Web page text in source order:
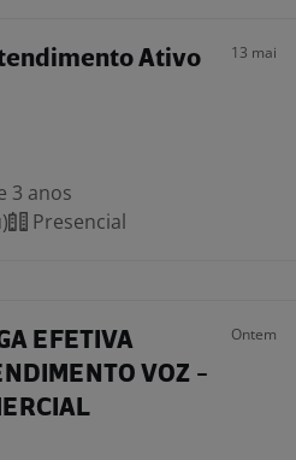
Ativo
13 mai
3 anos
Presencial
EFETIVA
VOZ -
Ontem